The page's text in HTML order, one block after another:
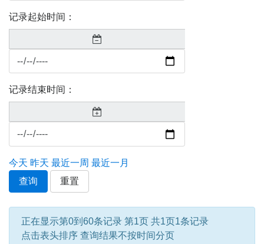
记录起始时间：
记录结束时间：
今天 昨天 最近一周 最近一月
查询
重置
正在显示第0到60条记录 第1页 共1页1条记录
点击表头排序 查询结果不按时间分页